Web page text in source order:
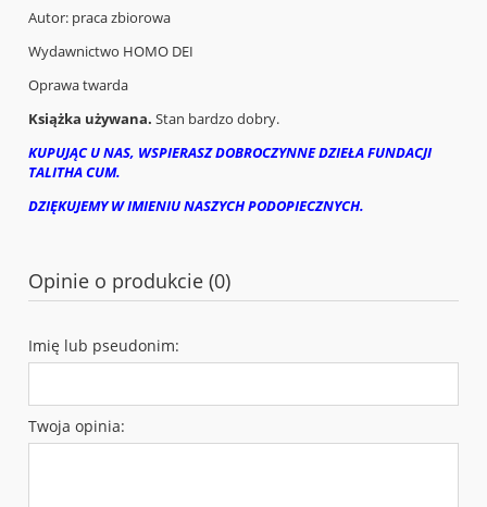
Autor: praca zbiorowa
Wydawnictwo HOMO DEI
Oprawa twarda
Książka używana. Stan bardzo dobry.
KUPUJĄC U NAS, WSPIERASZ DOBROCZYNNE DZIEŁA FUNDACJI
TALITHA CUM.
DZIĘKUJEMY W IMIENIU NASZYCH PODOPIECZNYCH.
Opinie o produkcie (0)
Imię lub pseudonim:
Twoja opinia: